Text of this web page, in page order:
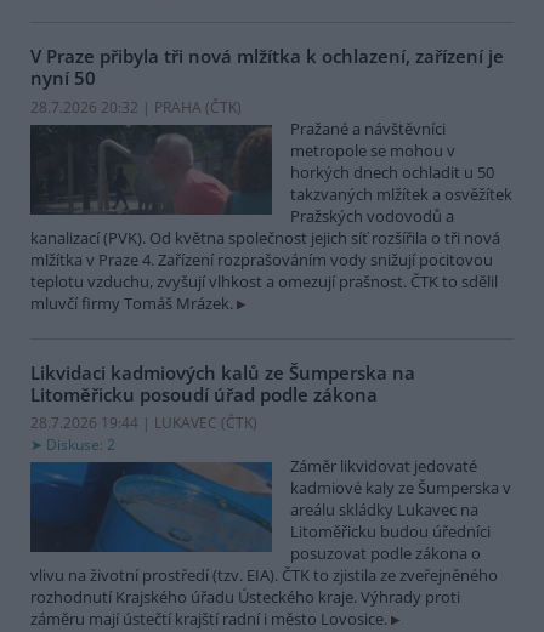
V Praze přibyla tři nová mlžítka k ochlazení, zařízení je
nyní 50
28.7.2026 20:32 | PRAHA (ČTK)
Pražané a návštěvníci
metropole se mohou v
horkých dnech ochladit u 50
takzvaných mlžítek a osvěžítek
Pražských vodovodů a
kanalizací (PVK). Od května společnost jejich síť rozšířila o tři nová
mlžítka v Praze 4. Zařízení rozprašováním vody snižují pocitovou
teplotu vzduchu, zvyšují vlhkost a omezují prašnost. ČTK to sdělil
mluvčí firmy Tomáš Mrázek.
Likvidaci kadmiových kalů ze Šumperska na
Litoměřicku posoudí úřad podle zákona
28.7.2026 19:44 | LUKAVEC (ČTK)
Diskuse: 2
Záměr likvidovat jedovaté
kadmiové kaly ze Šumperska v
areálu skládky Lukavec na
Litoměřicku budou úředníci
posuzovat podle zákona o
vlivu na životní prostředí (tzv. EIA). ČTK to zjistila ze zveřejněného
rozhodnutí Krajského úřadu Ústeckého kraje. Výhrady proti
záměru mají ústečtí krajští radní i město Lovosice.